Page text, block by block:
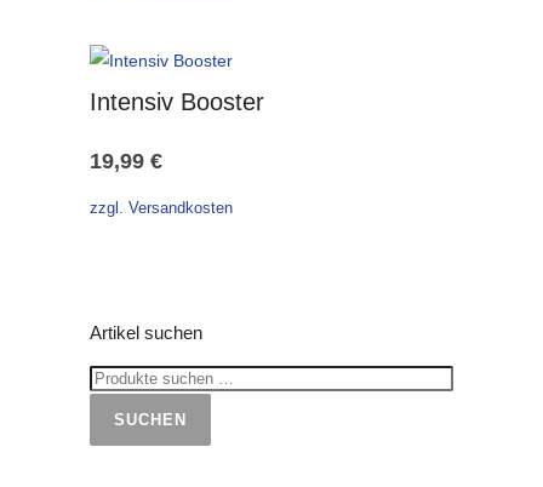
Intensiv Booster
19,99 €
zzgl. Versandkosten
Artikel suchen
SUCHEN